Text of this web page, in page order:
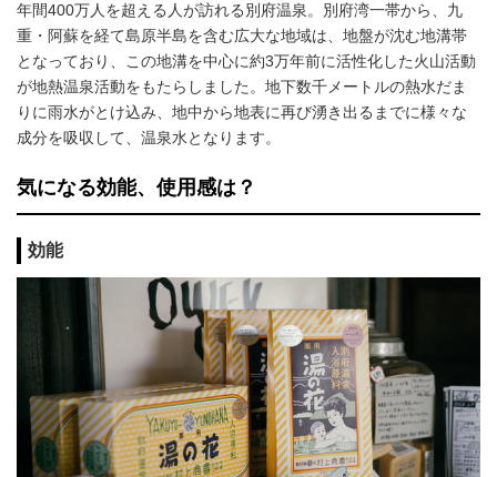
年間400万人を超える人が訪れる別府温泉。別府湾一帯から、九
重・阿蘇を経て島原半島を含む広大な地域は、地盤が沈む地溝帯
となっており、この地溝を中心に約3万年前に活性化した火山活動
が地熱温泉活動をもたらしました。地下数千メートルの熱水だま
りに雨水がとけ込み、地中から地表に再び湧き出るまでに様々な
成分を吸収して、温泉水となります。
気になる効能、使用感は？
効能